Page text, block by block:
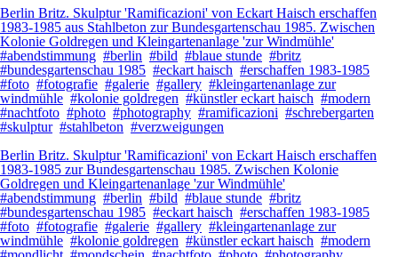
Berlin Britz. Skulptur 'Ramificazioni' von Eckart Haisch erschaffen
1983-1985 aus Stahlbeton zur Bundesgartenschau 1985. Zwischen
Kolonie Goldregen und Kleingartenanlage 'zur Windmühle'
#abendstimmung #berlin #bild #blaue stunde #britz
#bundesgartenschau 1985 #eckart haisch #erschaffen 1983-1985
#foto #fotografie #galerie #gallery #kleingartenanlage zur
windmühle #kolonie goldregen #künstler eckart haisch #modern
#nachtfoto #photo #photography #ramificazioni #schrebergarten
#skulptur #stahlbeton #verzweigungen
Berlin Britz. Skulptur 'Ramificazioni' von Eckart Haisch erschaffen
1983-1985 zur Bundesgartenschau 1985. Zwischen Kolonie
Goldregen und Kleingartenanlage 'zur Windmühle'
#abendstimmung #berlin #bild #blaue stunde #britz
#bundesgartenschau 1985 #eckart haisch #erschaffen 1983-1985
#foto #fotografie #galerie #gallery #kleingartenanlage zur
windmühle #kolonie goldregen #künstler eckart haisch #modern